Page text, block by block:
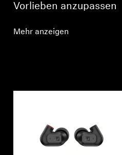
Vorlieben anzupassen
Mehr anzeigen